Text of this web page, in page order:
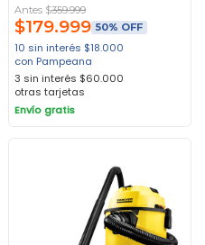
Antes $359.999
$179.999 50% OFF
10 sin interés $18.000
con Pampeana
3 sin interés $60.000
otras tarjetas
Envío gratis